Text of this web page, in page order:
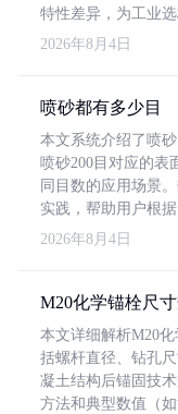
特性差异，为工业选
2026年8月4日
喷砂都有多少目
本文系统介绍了喷
喷砂200目对应的表
同目数的应用场景
实践，帮助用户根
2026年8月4日
M20化学锚栓尺
本文详细解析M20
括螺杆直径、钻孔
凝土结构后锚固技
方法和典型数值（如